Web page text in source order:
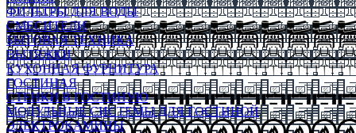
ФИЛЬТРЫ ДЛЯ ВОДЫ
СМЕСИТЕЛИ
БЫТОВАЯ ТЕХНИКА
ВЫТЯЖКИ
КУХОННАЯ ФУРНИТУРА
ГОСТИНАЯ
СТЕНКИ В ГОСТИНУЮ
МОДУЛЬНЫЕ СИСТЕМЫ ДЛЯ ГОСТИНОЙ
ЭЛЕКТРОКАМИНЫ